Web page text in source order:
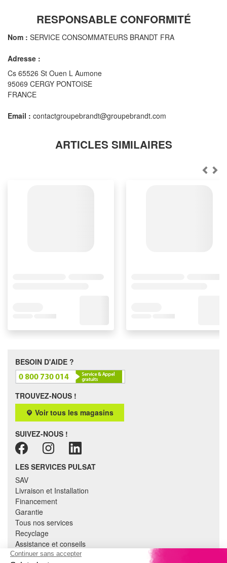
RESPONSABLE CONFORMITÉ
Nom : SERVICE CONSOMMATEURS BRANDT FRA
Adresse :
Cs 65526 St Ouen L Aumone
95069 CERGY PONTOISE
FRANCE
Email : contactgroupebrandt@groupebrandt.com
ARTICLES SIMILAIRES
BESOIN D'AIDE ?
TROUVEZ-NOUS !
Voir tous les magasins
SUIVEZ-NOUS !
LES SERVICES PULSAT
SAV
Livraison et Installation
Financement
Garantie
Tous nos services
Recyclage
Assistance et conseils
Cuisine équipée